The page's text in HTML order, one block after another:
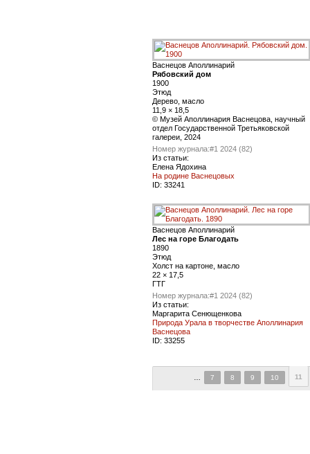
Васнецов Аполлинарий
Рябовский дом
1900
Этюд
Дерево, масло
11,9 × 18,5
© Музей Аполлинария Васнецова, научный
отдел Государственной Третьяковской
галереи, 2024
Номер журнала:#1 2024 (82)
Из статьи:
Елена Ядохина
На родине Васнецовых
ID: 33241
Васнецов Аполлинарий
Лес на горе Благодать
1890
Этюд
Холст на картоне, масло
22 × 17,5
ГТГ
Номер журнала:#1 2024 (82)
Из статьи:
Маргарита Сенющенкова
Природа Урала в творчестве Аполлинария
Васнецова
ID: 33255
7 8 9 10 11